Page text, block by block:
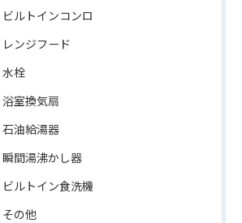
ビルトインコンロ
レンジフード
水栓
浴室換気扇
石油給湯器
瞬間湯沸かし器
ビルトイン食洗機
その他